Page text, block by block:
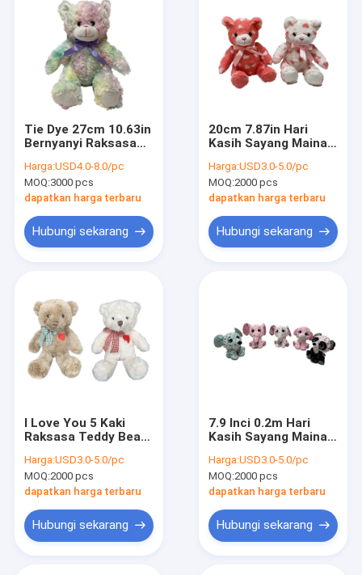
Produk
Tentang kita
Wisata pabrik
Berita
Semua Kasus
Tie Dye 27cm 10.63in
Bernyanyi Raksasa
Boneka Beruang
Boneka
Harga:USD4.0-8.0/pc
MOQ:3000 pcs
dapatkan harga terbaru
Hubungi sekarang
20cm 7.87in Hari
Kasih Sayang Mainan
Teddy Bear Hari
Kasih Sayang
Harga:USD3.0-5.0/pc
MOQ:2000 pcs
dapatkan harga terbaru
Hubungi sekarang
I Love You 5 Kaki
Raksasa Teddy Bear
Lembut Memegang
Hati Besar Mewah
Bordir I You
Harga:USD3.0-5.0/pc
MOQ:2000 pcs
dapatkan harga terbaru
Hubungi sekarang
7.9 Inci 0.2m Hari
Kasih Sayang Mainan
Bunny Stuffed
Animal
Harga:USD3.0-5.0/pc
MOQ:2000 pcs
dapatkan harga terbaru
Hubungi sekarang